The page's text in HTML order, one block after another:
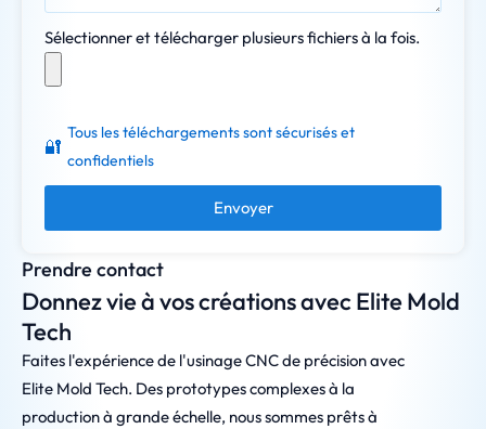
Prendre contact
Donnez vie à vos créations avec Elite Mold
Tech
Faites l'expérience de l'usinage CNC de précision avec
Elite Mold Tech. Des prototypes complexes à la
production à grande échelle, nous sommes prêts à
Sélectionner et télécharger plusieurs fichiers à la fois.
🔐
Tous les téléchargements sont sécurisés et
confidentiels
Envoyer